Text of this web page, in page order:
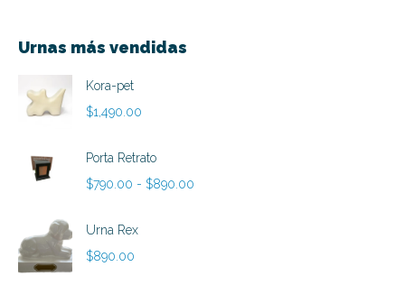
Urnas más vendidas
Kora-pet
$1,490.00
Porta Retrato
$790.00 - $890.00
Urna Rex
$890.00